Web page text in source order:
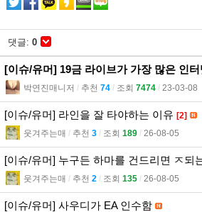
댓글: 0
[이슈/유머] 19금 라이브가 가장 많은 인
박연진매니저 l 추천 74 l 조회 7474 l 23-03-08
[이슈/유머] 라인을 잘 타야하는 이유 [2]
웃겨주는매 l 추천 3 l 조회 189 l 26-08-05
[이슈/유머] 누구든 하마를 건드리면 ㅈ되
웃겨주는매 l 추천 2 l 조회 135 l 26-08-05
[이슈/유머] 사우디가 EA 인수함